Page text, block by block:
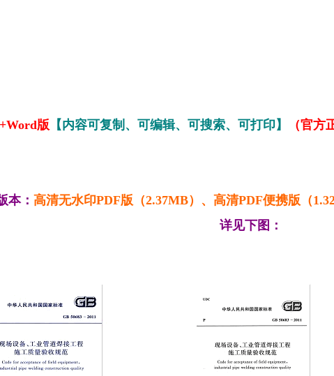
版 【内容可复制、可编辑、可搜索、可打印】 （官
本：高清无水印PDF版（2.37MB）、高清PDF便携版（
详见下图：